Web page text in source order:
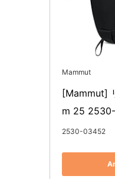
Mammut
[Mammut]
m 25
2530-03452